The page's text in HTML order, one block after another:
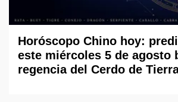
Horóscopo Chino hoy:
este miércoles 5 de agosto
regencia del Cerdo de